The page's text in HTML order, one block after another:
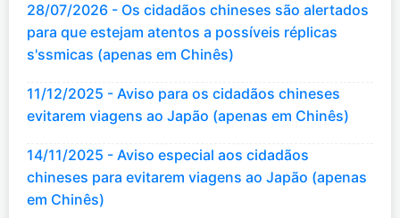
28/07/2026 - Os cidadãos chineses são alertados
para que estejam atentos a possíveis réplicas
s'ssmicas (apenas em Chinês)
11/12/2025 - Aviso para os cidadãos chineses
evitarem viagens ao Japão (apenas em Chinês)
14/11/2025 - Aviso especial aos cidadãos
chineses para evitarem viagens ao Japão (apenas
em Chinês)